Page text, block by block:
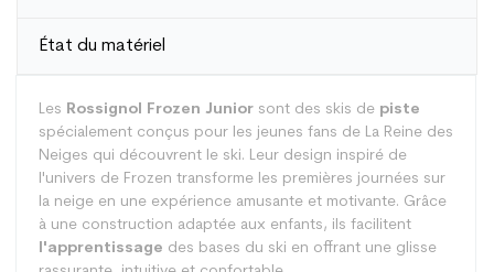
État du matériel
Les Rossignol Frozen Junior sont des skis de piste
spécialement conçus pour les jeunes fans de La Reine des
Neiges qui découvrent le ski. Leur design inspiré de
l'univers de Frozen transforme les premières journées sur
la neige en une expérience amusante et motivante. Grâce
à une construction adaptée aux enfants, ils facilitent
l'apprentissage des bases du ski en offrant une glisse